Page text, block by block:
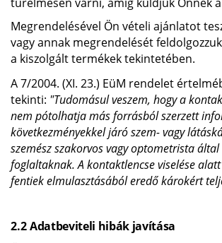
Megrendelésével Ön vételi ajánlatot
vagy annak megrendelését
a kiszolgált termékek tekintetében.
A 7/2004. (XI. 23.) EüM rendelet
tekinti: "Tudomásul veszem, hogy a
nem pótolhatja más forrásból szerzett
következményekkel járó szem- vagy
szemész szakorvos vagy optometrista
foglaltaknak. A kontaktlencse viselése
fentiek elmulasztásából eredő károkért
2.2Adatbeviteli hibák javítása